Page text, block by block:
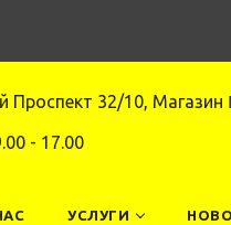
Проспект 32/10,
- 17.00
УСЛУГИ